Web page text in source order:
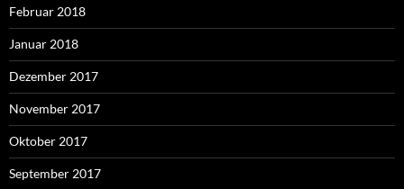
Februar 2018
Januar 2018
Dezember 2017
November 2017
Oktober 2017
September 2017